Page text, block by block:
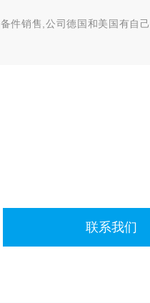
件销售,公司德国和美国有自
联系我们